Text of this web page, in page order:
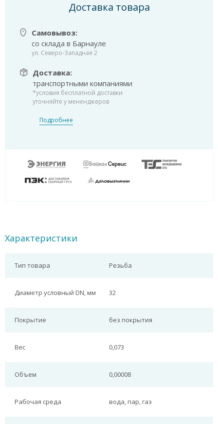
Доставка товара
Самовывоз:
со склада в Барнауле
ул. Северо-Западная 2
Доставка:
транспортными компаниями
*условия бесплатной доставки
уточняйте у мененджеров
Подробнее
Характеристики
Тип товара Резьба
Диаметр условный DN, мм 32
Покрытие без покрытия
Вес 0,073
Объем 0,00008
Рабочая среда вода, пар, газ